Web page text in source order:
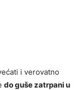
i verovatno
do guše zatrpani u